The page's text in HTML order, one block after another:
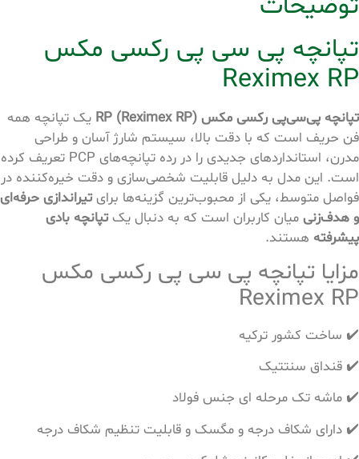
تپانچه پی سی پی رکسی مکس
Reximex RP
تپانچه پی‌سی‌پی رکسی مکس RP (Reximex RP)
یک تپانچه همه
فن حریف است که با دقت بالا، سیستم شارژ آسان و طراحی
مدرن، استانداردهای جدیدی را در رده تپانچه‌های PCP تعریف کرده
است. این مدل به دلیل قابلیت شخصی‌سازی و دقت خیره‌کننده در
فواصل متوسط، یکی از محبوب‌ترین گزینه‌ها برایتیراندازی حرفه‌ای
و هدف‌زنی میان کاربران است که به دنبال یکتپانچه بادی
پیشرفته هستند.
مزایا تپانچه پی سی پی رکسی مکس
Reximex RP
✔️ ساخت کشور ترکیه
✔️ قنداق سنتتیک
✔️ ماشه تک مرحله ای جنس فولاد
✔️ دارای شکاف درجه و مگسک و قابلیت تنظیم شکاف درجه